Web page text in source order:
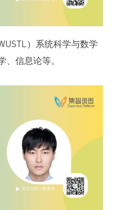
）系统科学与数学
、信息论等。